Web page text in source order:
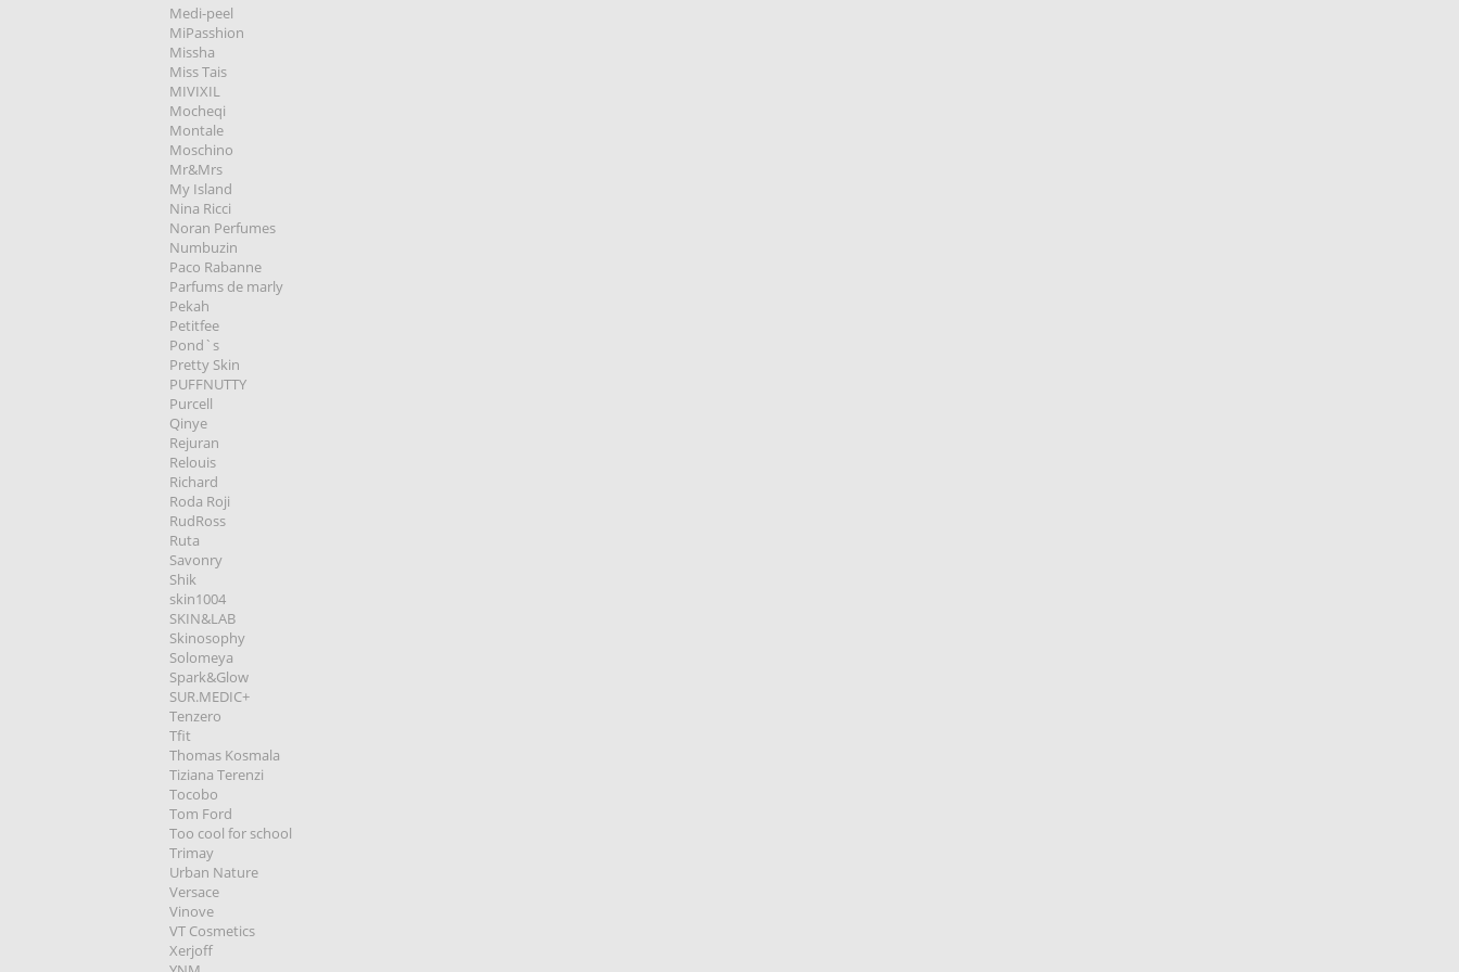
Medi-peel
MiPasshion
Missha
Miss Tais
MIVIXIL
Mocheqi
Montale
Moschino
Mr&Mrs
My Island
Nina Ricci
Noran Perfumes
Numbuzin
Paco Rabanne
Parfums de marly
Pekah
Petitfee
Pond`s
Pretty Skin
PUFFNUTTY
Purcell
Qinye
Rejuran
Relouis
Richard
Roda Roji
RudRoss
Ruta
Savonry
Shik
skin1004
SKIN&LAB
Skinosophy
Solomeya
Spark&Glow
SUR.MEDIC+
Tenzero
Tfit
Thomas Kosmala
Tiziana Terenzi
Tocobo
Tom Ford
Too cool for school
Trimay
Urban Nature
Versace
Vinove
VT Cosmetics
Xerjoff